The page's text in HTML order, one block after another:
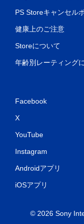
PS Storeキャンセル
健康上のご注意
Storeについて
年齢別レーティング
Facebook
X
YouTube
Instagram
Androidアプリ
iOSアプリ
© 2026 Sony